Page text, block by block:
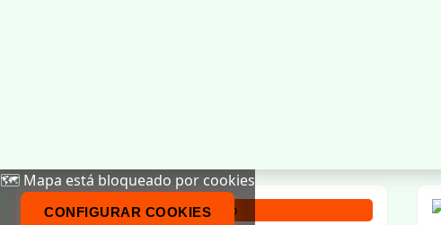
🗺️ Mapa está bloqueado por cookies
CONFIGURAR COOKIES
Calendario